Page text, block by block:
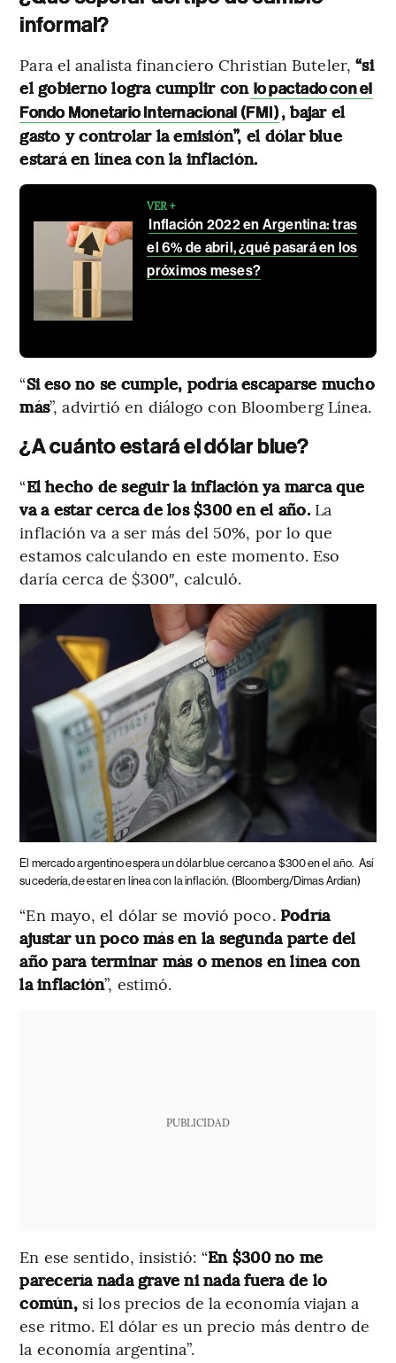
informal?
Para el analista financiero Christian Buteler,“si
el gobierno logra cumplir con lo pactado con el
Fondo Monetario Internacional (FMI), bajar el
gasto y controlar la emisión”, el dólar blue
estará en línea con la inflación.
VER +
Inflación 2022 en Argentina: tras
el 6% de abril, ¿qué pasará en los
próximos meses?
“Si eso no se cumple, podría escaparse mucho
más”, advirtió en diálogo con Bloomberg Línea.
¿A cuánto estará el dólar blue?
“El hecho de seguir la inflación ya marca que
va a estar cerca de los $300 en el año. La
inflación va a ser más del 50%, por lo que
estamos calculando en este momento. Eso
daría cerca de $300″, calculó.
El mercado argentino espera un dólar blue cercano a $300 en el año. Así
sucedería, de estar en línea con la inflación. (Bloomberg/Dimas Ardian)
“En mayo, el dólar se movió poco. Podría
ajustar un poco más en la segunda parte del
año para terminar más o menos en línea con
la inflación”, estimó.
PUBLICIDAD
En ese sentido, insistió: “En $300 no me
parecería nada grave ni nada fuera de lo
común, si los precios de la economía viajan a
ese ritmo. El dólar es un precio más dentro de
la economía argentina”.